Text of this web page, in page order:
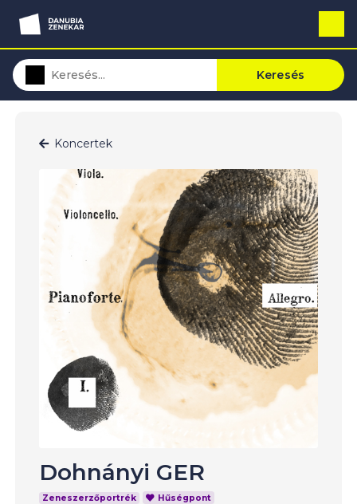
Keresés
Koncertek
Dohnányi GER
Zeneszerzőportrék Hűségpont